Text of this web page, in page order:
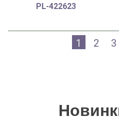
PL-422623
1 2 3